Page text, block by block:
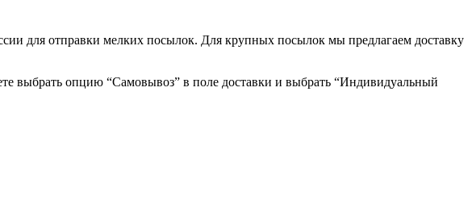
для отправки мелких посылок. Для крупных посылок мы предлагаем доставку
выбрать опцию “Самовывоз” в поле доставки и выбрать “Индивидуальный